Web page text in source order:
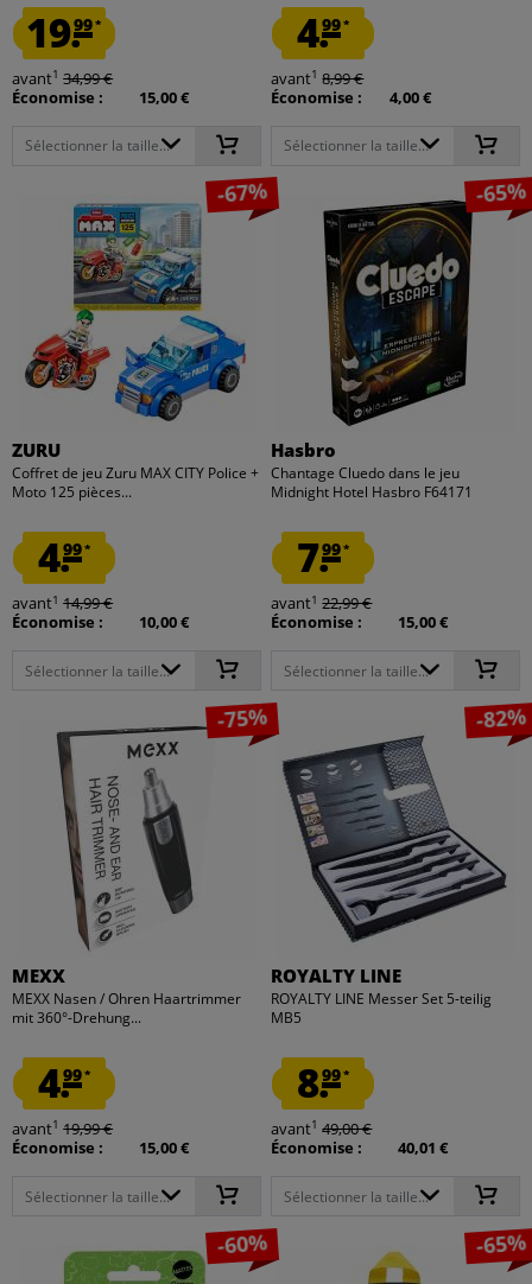
19.99*
avant1 34,99 €
Économise :
15,00 €
Sélectionner la taille...
4.99*
avant1 8,99 €
Économise :
4,00 €
Sélectionner la taille...
-67%
ZURU
Coffret de jeu Zuru MAX CITY Police +
Moto 125 pièces...
4.99*
avant1 14,99 €
Économise :
10,00 €
Sélectionner la taille...
-65%
Hasbro
Chantage Cluedo dans le jeu
Midnight Hotel Hasbro F64171
7.99*
avant1 22,99 €
Économise :
15,00 €
Sélectionner la taille...
-75%
MEXX
MEXX Nasen / Ohren Haartrimmer
mit 360°-Drehung...
4.99*
avant1 19,99 €
Économise :
15,00 €
Sélectionner la taille...
-82%
ROYALTY LINE
ROYALTY LINE Messer Set 5-teilig
MB5
8.99*
avant1 49,00 €
Économise :
40,01 €
Sélectionner la taille...
-60% -65%